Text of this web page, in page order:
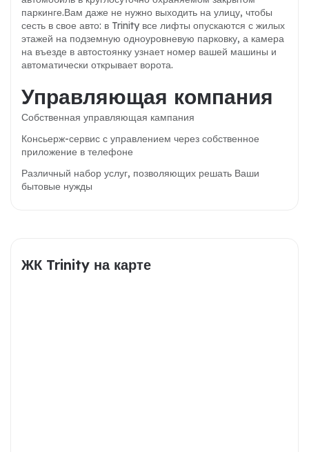
паркинге.Вам даже не нужно выходить на улицу, чтобы
сесть в свое авто: в Trinity все лифты опускаются с жилых
этажей на подземную одноуровневую парковку, а камера
на въезде в автостоянку узнает номер вашей машины и
автоматически открывает ворота.
Управляющая компания
Собственная управляющая кампания
Консьерж-сервис с управлением через собственное
приложение в телефоне
Различный набор услуг, позволяющих решать Ваши
бытовые нужды
ЖК Trinity на карте